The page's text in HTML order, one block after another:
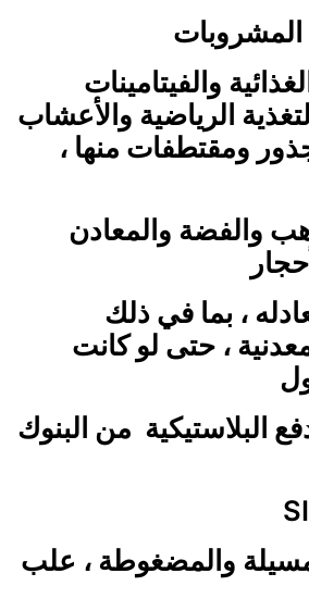
المشروبات
والفيتامينات
الرياضية والأعشاب
ومقتطفات منها ،
والفضة والمعادن
، بما في ذلك
، حتى لو كانت
البلاستيكية من البنوك
والمضغوطة ، علب